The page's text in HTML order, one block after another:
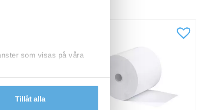
som visas på våra
Tillåt alla